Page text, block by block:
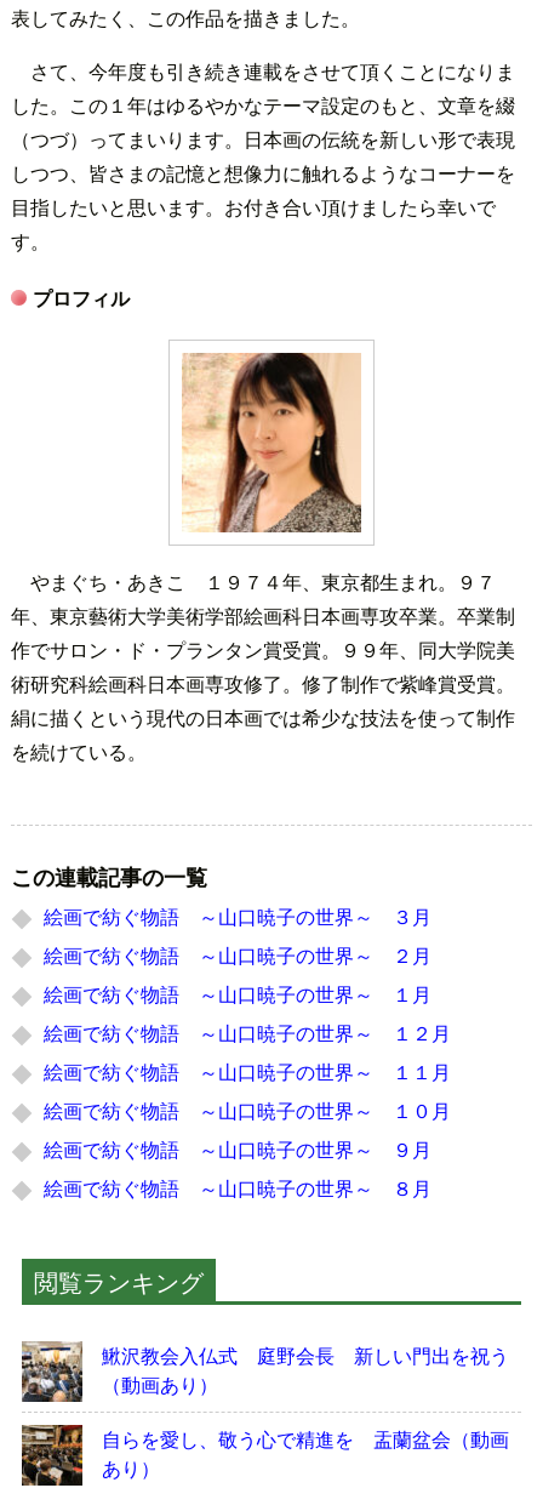
表してみたく、この作品を描きました。
さて、今年度も引き続き連載をさせて頂くことになりま
した。この１年はゆるやかなテーマ設定のもと、文章を綴
（つづ）ってまいります。日本画の伝統を新しい形で表現
しつつ、皆さまの記憶と想像力に触れるようなコーナーを
目指したいと思います。お付き合い頂けましたら幸いで
す。
プロフィル
やまぐち・あきこ １９７４年、東京都生まれ。９７
年、東京藝術大学美術学部絵画科日本画専攻卒業。卒業制
作でサロン・ド・プランタン賞受賞。９９年、同大学院美
術研究科絵画科日本画専攻修了。修了制作で紫峰賞受賞。
絹に描くという現代の日本画では希少な技法を使って制作
を続けている。
この連載記事の一覧
絵画で紡ぐ物語 ～山口暁子の世界～ ３月
絵画で紡ぐ物語 ～山口暁子の世界～ ２月
絵画で紡ぐ物語 ～山口暁子の世界～ １月
絵画で紡ぐ物語 ～山口暁子の世界～ １２月
絵画で紡ぐ物語 ～山口暁子の世界～ １１月
絵画で紡ぐ物語 ～山口暁子の世界～ １０月
絵画で紡ぐ物語 ～山口暁子の世界～ ９月
絵画で紡ぐ物語 ～山口暁子の世界～ ８月
閲覧ランキング
鰍沢教会入仏式 庭野会長 新しい門出を祝う
（動画あり）
自らを愛し、敬う心で精進を 盂蘭盆会（動画
あり）